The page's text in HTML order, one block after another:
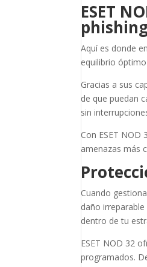
ESET
Aquí es donde
equilibrio
Gracias a sus
de que puedan
sin
Con ESET
amenazas más
Cuando
daño
dentro de tu
ESET NOD 32
programados.